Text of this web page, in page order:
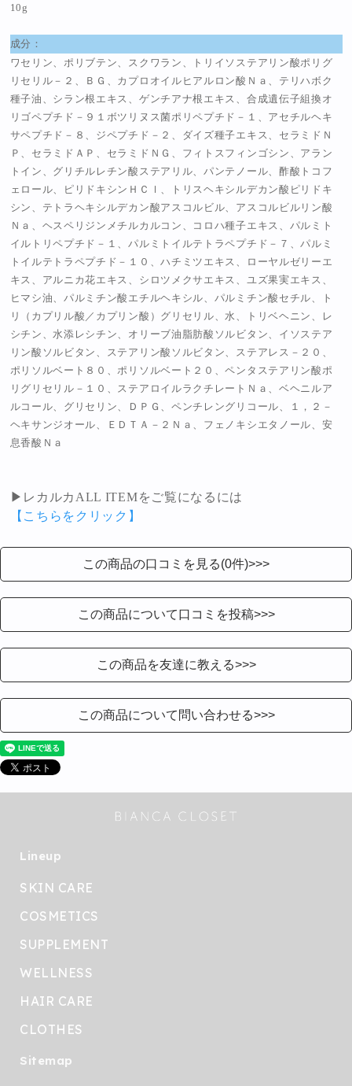
10g
成分：
ワセリン、ポリブテン、スクワラン、トリイソステアリン酸ポリグ
リセリル－２、ＢＧ、カプロオイルヒアルロン酸Ｎａ、テリハボク
種子油、シラン根エキス、ゲンチアナ根エキス、合成遺伝子組換オ
リゴペプチド－９１ボツリヌス菌ポリペプチド－１、アセチルヘキ
サペプチド－８、ジペプチド－２、ダイズ種子エキス、セラミドＮ
Ｐ、セラミドＡＰ、セラミドＮＧ、フィトスフィンゴシン、アラン
トイン、グリチルレチン酸ステアリル、パンテノール、酢酸トコフ
ェロール、ピリドキシンＨＣｌ、トリスヘキシルデカン酸ピリドキ
シン、テトラヘキシルデカン酸アスコルビル、アスコルビルリン酸
Ｎａ、ヘスペリジンメチルカルコン、コロハ種子エキス、パルミト
イルトリペプチド－１、パルミトイルテトラペプチド－７、パルミ
トイルテトラペプチド－１０、ハチミツエキス、ローヤルゼリーエ
キス、アルニカ花エキス、シロツメクサエキス、ユズ果実エキス、
ヒマシ油、パルミチン酸エチルヘキシル、パルミチン酸セチル、ト
リ（カプリル酸／カプリン酸）グリセリル、水、トリベヘニン、レ
シチン、水添レシチン、オリーブ油脂肪酸ソルビタン、イソステア
リン酸ソルビタン、ステアリン酸ソルビタン、ステアレス－２０、
ポリソルベート８０、ポリソルベート２０、ペンタステアリン酸ポ
リグリセリル－１０、ステアロイルラクチレートＮａ、ベヘニルア
ルコール、グリセリン、ＤＰＧ、ペンチレングリコール、１，２－
ヘキサンジオール、ＥＤＴＡ－２Ｎａ、フェノキシエタノール、安
息香酸Ｎａ
▶レカルカALL ITEMをご覧になるには
【こちらをクリック】
この商品の口コミを見る(0件)>>>
この商品について口コミを投稿>>>
この商品を友達に教える>>>
この商品について問い合わせる>>>
Lineup
SKIN CARE
COSMETICS
SUPPLEMENT
WELLNESS
HAIR CARE
CLOTHES
Sitemap